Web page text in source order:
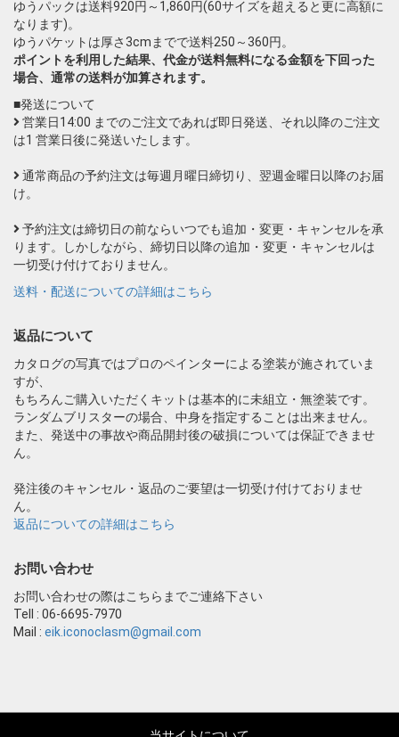
ゆうパックは送料920円～1,860円(60サイズを超えると更に高額に
なります)。
ゆうパケットは厚さ3cmまでで送料250～360円。
ポイントを利用した結果、代金が送料無料になる金額を下回った
場合、通常の送料が加算されます。
■発送について
営業日14:00 までのご注文であれば即日発送、それ以降のご注文
は1 営業日後に発送いたします。
通常商品の予約注文は毎週月曜日締切り、翌週金曜日以降のお届
け。
予約注文は締切日の前ならいつでも追加・変更・キャンセルを承
ります。しかしながら、締切日以降の追加・変更・キャンセルは
一切受け付けておりません。
送料・配送についての詳細はこちら
返品について
カタログの写真ではプロのペインターによる塗装が施されていま
すが、
もちろんご購入いただくキットは基本的に未組立・無塗装です。
ランダムブリスターの場合、中身を指定することは出来ません。
また、発送中の事故や商品開封後の破損については保証できませ
ん。
発注後のキャンセル・返品のご要望は一切受け付けておりませ
ん。
返品についての詳細はこちら
お問い合わせ
お問い合わせの際はこちらまでご連絡下さい
Tell : 06-6695-7970
Mail : eik.iconoclasm@gmail.com